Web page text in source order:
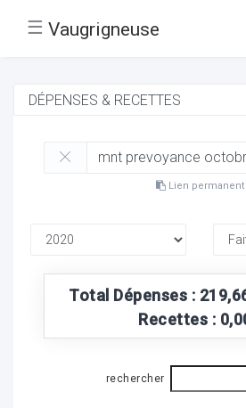
☰ Vaugrigneuse
Lien permanent
Total Dépenses :
Recettes :
rechercher